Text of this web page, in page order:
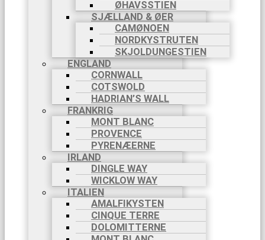
ØHAVSSTIEN
SJÆLLAND & ØER
CAMØNOEN
NORDKYSTRUTEN
SKJOLDUNGESTIEN
ENGLAND
CORNWALL
COTSWOLD
HADRIAN’S WALL
FRANKRIG
MONT BLANC
PROVENCE
PYRENÆERNE
IRLAND
DINGLE WAY
WICKLOW WAY
ITALIEN
AMALFIKYSTEN
CINQUE TERRE
DOLOMITTERNE